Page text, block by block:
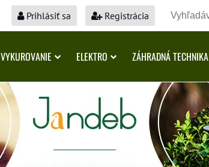
Prihlásiť sa Registrácia
VYKUROVANIE ELEKTRO ZÁHRADNÁ TECHNIKA